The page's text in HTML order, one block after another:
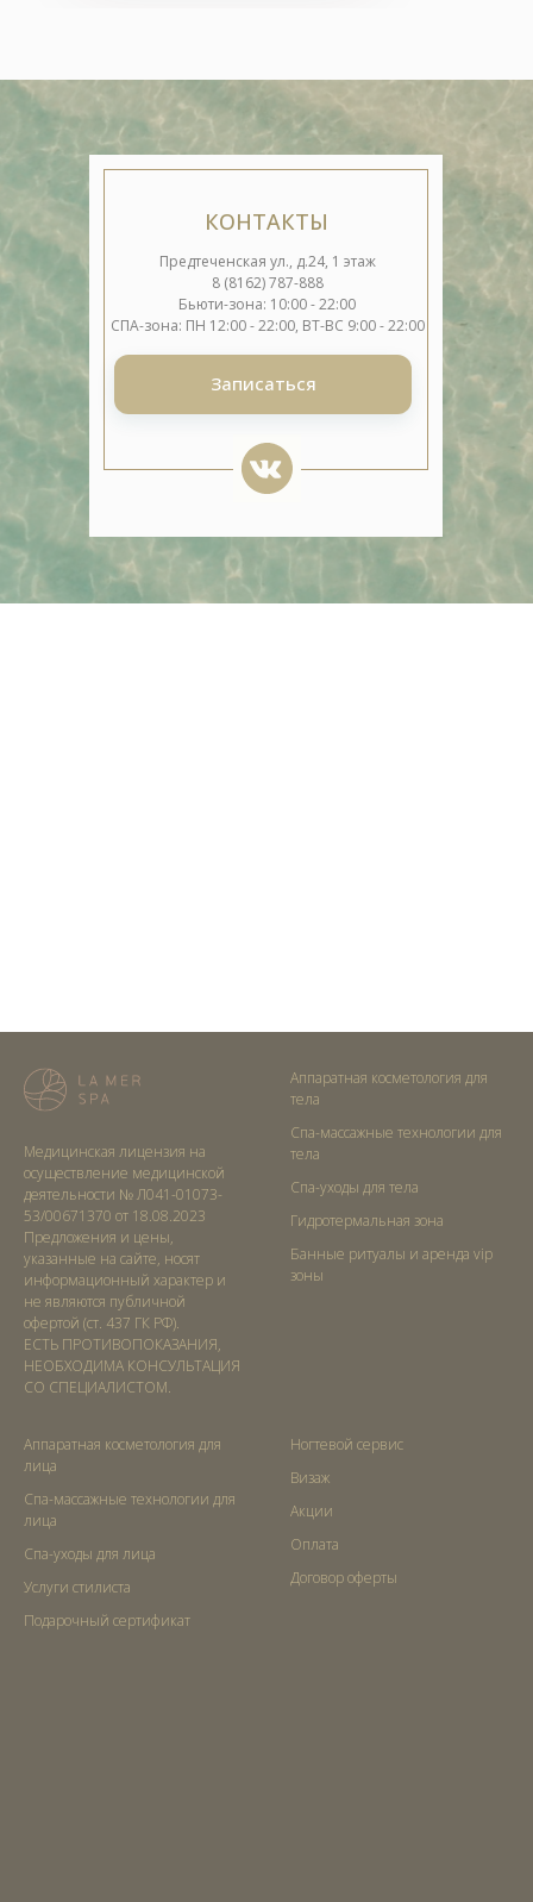
Предтеченская ул., д.24, 1 этаж
8 (8162) 787-888
Бьюти-зона: 10:00 - 22:00
СПА-зона: ПН 12:00 - 22:00, ВТ-ВС 9:00 - 22:00
КОНТАКТЫ
Записаться
Медицинская лицензия на
осуществление медицинской
деятельности № Л041-01073-
53/00671370 от 18.08.2023
Предложения и цены,
указанные на сайте, носят
информационный характер и
не являются публичной
офертой (ст. 437 ГК РФ).
ЕСТЬ ПРОТИВОПОКАЗАНИЯ,
НЕОБХОДИМА КОНСУЛЬТАЦИЯ
СО СПЕЦИАЛИСТОМ.
Аппаратная косметология для
тела
Спа-массажные технологии для
тела
Спа-уходы для тела
Гидротермальная зона
Банные ритуалы и аренда vip
зоны
Аппаратная косметология для
лица
Спа-массажные технологии для
лица
Спа-уходы для лица
Услуги стилиста
Подарочный сертификат
Ногтевой сервис
Визаж
Акции
Оплата
Договор оферты